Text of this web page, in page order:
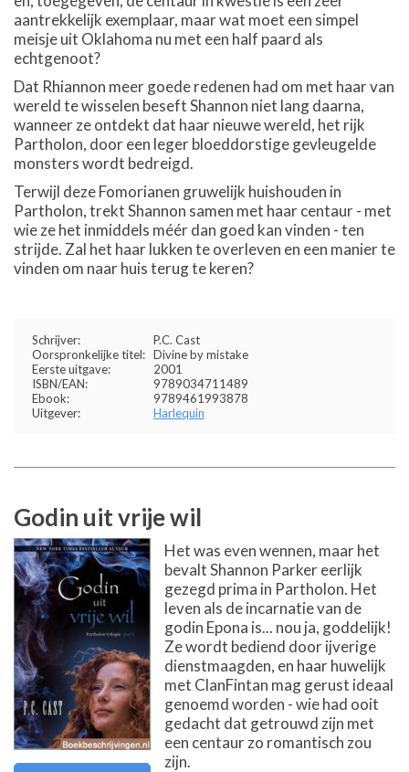
aantrekkelijk exemplaar, maar wat moet een simpel
meisje uit Oklahoma nu met een half paard als
echtgenoot?
Dat Rhiannon meer goede redenen had om met haar van
wereld te wisselen beseft Shannon niet lang daarna,
wanneer ze ontdekt dat haar nieuwe wereld, het rijk
Partholon, door een leger bloeddorstige gevleugelde
monsters wordt bedreigd.
Terwijl deze Fomorianen gruwelijk huishouden in
Partholon, trekt Shannon samen met haar centaur - met
wie ze het inmiddels méér dan goed kan vinden - ten
strijde. Zal het haar lukken te overleven en een manier te
vinden om naar huis terug te keren?
Schrijver:
P.C. Cast
Oorspronkelijke titel: Divine by mistake
Eerste uitgave:
2001
ISBN/EAN:
9789034711489
Ebook:
9789461993878
Uitgever:
Harlequin
Godin uit vrije wil
Het was even wennen, maar het
bevalt Shannon Parker eerlijk
gezegd prima in Partholon. Het
leven als de incarnatie van de
godin Epona is... nou ja, goddelijk!
Ze wordt bediend door ijverige
dienstmaagden, en haar huwelijk
met ClanFintan mag gerust ideaal
genoemd worden - wie had ooit
gedacht dat getrouwd zijn met
een centaur zo romantisch zou
zijn.